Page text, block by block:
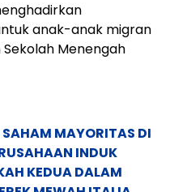
anak-anak migran
Menengah
MAYORITAS DI
INDUK
KEDUA DALAM